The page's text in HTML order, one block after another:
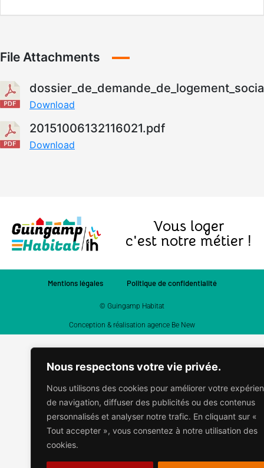
Nous respectons votre vie privée.
Nous utilisons des cookies pour améliorer votre
de navigation, diffuser des publicités ou des contenus
personnalisés et analyser notre trafic. En cliquant sur «
Tout accepter », vous consentez à notre utilisation des
cookies.
File Attachments
Download
20151006132116021.pdf
Download
Vous loger
c'est notre métier !
Mentions légales Politique de confidentialité
© Guingamp Habitat
Conception & réalisation agence Be New